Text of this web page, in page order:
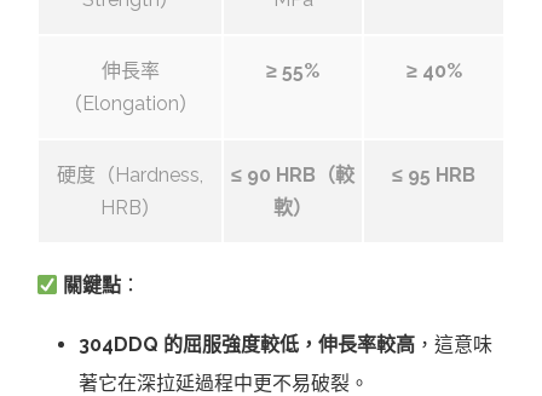
伸長率
（Elongation）
≥ 55% ≥ 40%
硬度（Hardness,
HRB）
≤ 90 HRB（較
軟）
≤ 95 HRB
關鍵點 ：
304DDQ 的屈服強度較低，伸長率較高 ，這意味
著它在深拉延過程中更不易破裂。